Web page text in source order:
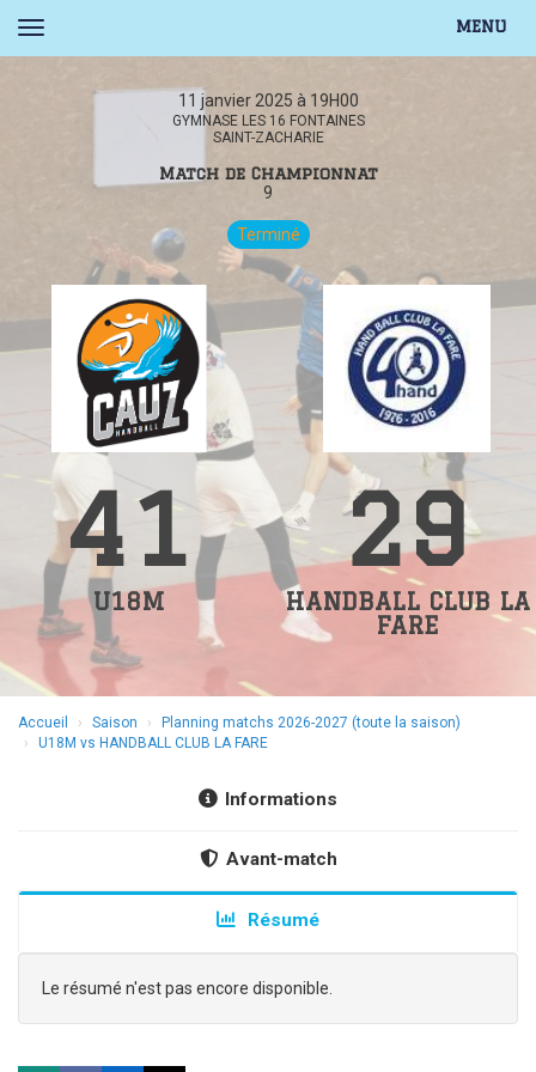
MENU
11 janvier 2025 à 19H00
GYMNASE LES 16 FONTAINES
SAINT-ZACHARIE
Match de Championnat
9
Terminé
41 29
U18M
HANDBALL CLUB LA
FARE
Accueil Saison
Planning matchs 2026-2027 (toute la saison)
U18M vs HANDBALL CLUB LA FARE
Informations
Avant-match
Résumé
Le résumé n'est pas encore disponible.